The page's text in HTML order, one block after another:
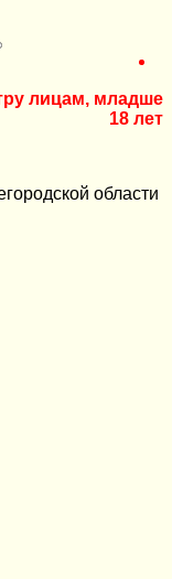
лицам, младше
18 лет
области